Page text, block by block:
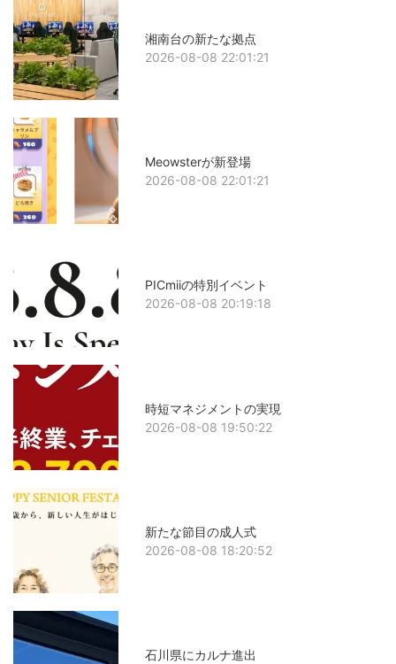
湘南台の新たな拠点
2026-08-08 22:01:21
Meowsterが新登場
2026-08-08 22:01:21
PICmiiの特別イベント
2026-08-08 20:19:18
時短マネジメントの実現
2026-08-08 19:50:22
新たな節目の成人式
2026-08-08 18:20:52
石川県にカルナ進出